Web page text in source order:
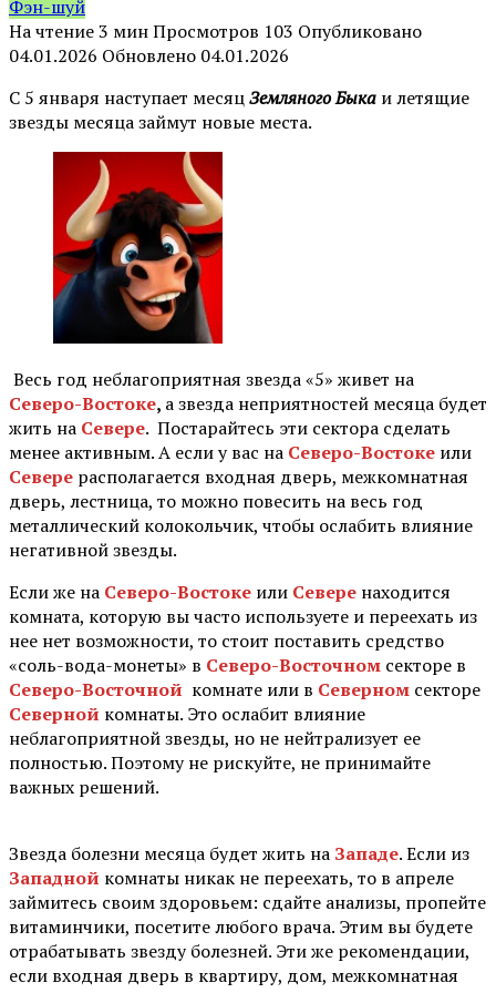
Фэн-шуй
На чтение3 минПросмотров 103 Опубликовано
04.01.2026 Обновлено 04.01.2026
С 5 января наступает месяцЗемляного Быка и летящие
звезды месяца займут новые места.
Весь год неблагоприятная звезда «5» живет на
Северо-Востоке, а звезда неприятностей месяца будет
жить на Севере. Постарайтесь эти сектора сделать
менее активным. А если у вас на Северо-Востоке или
Севере располагается входная дверь, межкомнатная
дверь, лестница, то можно повесить на весь год
металлический колокольчик, чтобы ослабить влияние
негативной звезды.
Если же на Северо-Востоке или Севере находится
комната, которую вы часто используете и переехать из
нее нет возможности, то стоит поставить средство
«соль-вода-монеты» в Северо-Восточном секторе в
Северо-Восточной комнате или в Северном секторе
Северной комнаты. Это ослабит влияние
неблагоприятной звезды, но не нейтрализует ее
полностью. Поэтому не рискуйте, не принимайте
важных решений. ⠀
Звезда болезни месяца будет жить на Западе. Если из
Западной комнаты никак не переехать, то в апреле
займитесь своим здоровьем: сдайте анализы, пропейте
витаминчики, посетите любого врача. Этим вы будете
отрабатывать звезду болезней. Эти же рекомендации,
если входная дверь в квартиру, дом, межкомнатная